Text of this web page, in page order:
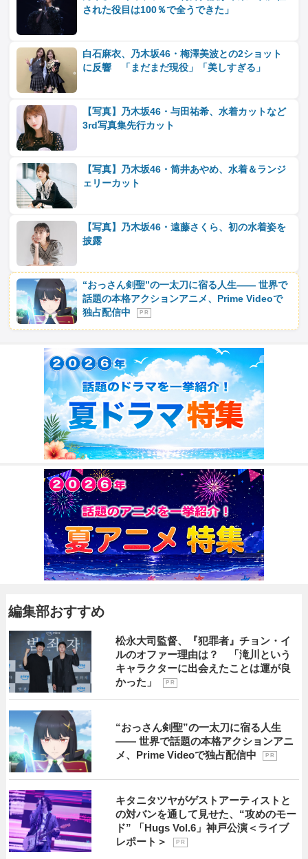
された役目は100％で全うできた」
白石麻衣、乃木坂46・梅澤美波との2ショット
に反響 「まだまだ現役」「美しすぎる」
【写真】乃木坂46・与田祐希、水着カットなど
3rd写真集先行カット
【写真】乃木坂46・筒井あやめ、水着＆ランジ
ェリーカット
【写真】乃木坂46・遠藤さくら、初の水着姿を
披露
“おっさん剣聖”の一太刀に宿る人生―― 世界で
話題の本格アクションアニメ、Prime Videoで
独占配信中
P R
編集部おすすめ
松永大司監督、『犯罪者』チョン・イ
ルのオファー理由は？ 「滝川という
キャラクターに出会えたことは運が良
かった」
P R
“おっさん剣聖”の一太刀に宿る人生
―― 世界で話題の本格アクションアニ
メ、Prime Videoで独占配信中
P R
キタニタツヤがゲストアーティストと
の対バンを通して見せた、“攻めのモー
ド” 「Hugs Vol.6」神戸公演＜ライブ
レポート＞
P R